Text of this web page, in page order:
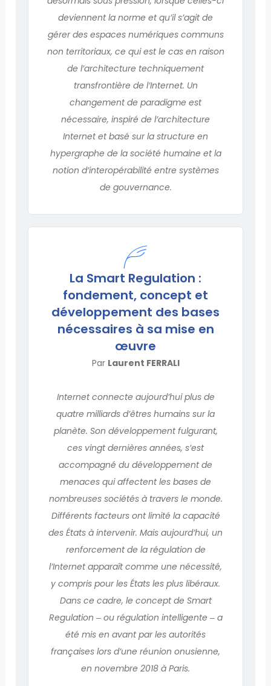
deviennent la norme et qu’il s’agit de
gérer des espaces numériques communs
non territoriaux, ce qui est le cas en raison
de l’architecture techniquement
transfrontière de l’Internet. Un
changement de paradigme est
nécessaire, inspiré de l’architecture
Internet et basé sur la structure en
hypergraphe de la société humaine et la
notion d’interopérabilité entre systèmes
de gouvernance.
La Smart Regulation :
fondement, concept et
développement des bases
nécessaires à sa mise en
œuvre
Par Laurent FERRALI
Internet connecte aujourd’hui plus de
quatre milliards d’êtres humains sur la
planète. Son développement fulgurant,
ces vingt dernières années, s’est
accompagné du développement de
menaces qui affectent les bases de
nombreuses sociétés à travers le monde.
Différents facteurs ont limité la capacité
des États à intervenir. Mais aujourd’hui, un
renforcement de la régulation de
l’Internet apparaît comme une nécessité,
y compris pour les États les plus libéraux.
Dans ce cadre, le concept de Smart
Regulation ‒ ou régulation intelligente ‒ a
été mis en avant par les autorités
françaises lors d’une réunion onusienne,
en novembre 2018 à Paris.